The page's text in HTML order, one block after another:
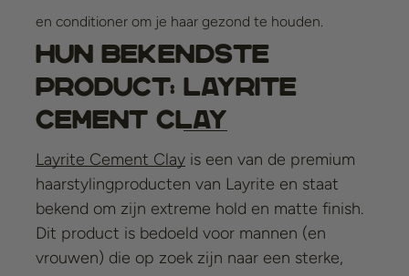
en conditioner om je haar gezond te houden.
Hun bekendste
product: Layrite
Cement Clay
Layrite Cement Clay is een van de premium
haarstylingproducten van Layrite en staat
bekend om zijn extreme hold en matte finish.
Dit product is bedoeld voor mannen (en
vrouwen) die op zoek zijn naar een sterke,